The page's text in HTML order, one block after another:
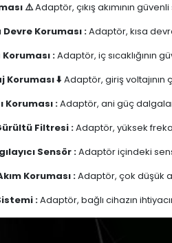
⚠️Adaptör, çıkış akımının
Devre Koruması :Adaptör, kısa
Koruması :Adaptör, iç sıcaklığının
Koruması ⬇️Adaptör, giriş
Koruması :Adaptör, ani güç
Filtresi :Adaptör, yüksek
Sensör :Adaptör içindeki
Koruması :Adaptör, çok düşük
:Adaptör, bağlı cihazın